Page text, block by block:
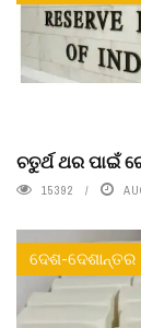
ଚତୁର୍ଥ ଥର ପାଇଁ
15392
ଦେଶ-ଦେଶାନ୍ତର